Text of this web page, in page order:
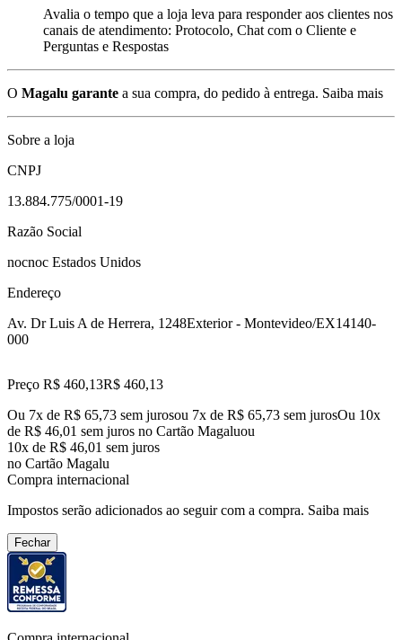
Avalia o tempo que a loja leva para responder aos clientes nos
canais de atendimento: Protocolo, Chat com o Cliente e
Perguntas e Respostas
O Magalu garante a sua compra, do pedido à entrega. Saiba mais
Sobre a loja
CNPJ
13.884.775/0001-19
Razão Social
nocnoc Estados Unidos
Endereço
Av. Dr Luis A de Herrera, 1248Exterior - Montevideo/EX14140-
000
Preço R$ 460,13R$ 460,13
Ou 7x de R$ 65,73 sem jurosou 7x de R$ 65,73 sem jurosOu 10x
de R$ 46,01 sem juros no Cartão Magaluou
10x de R$ 46,01 sem juros
no Cartão Magalu
Compra internacional
Impostos serão adicionados ao seguir com a compra. Saiba mais
Fechar